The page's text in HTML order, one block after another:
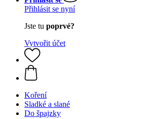
Přihlásit se nyní
Jste tu poprvé?
Vytvořit účet
Koření
Sladké a slané
Do špajzky